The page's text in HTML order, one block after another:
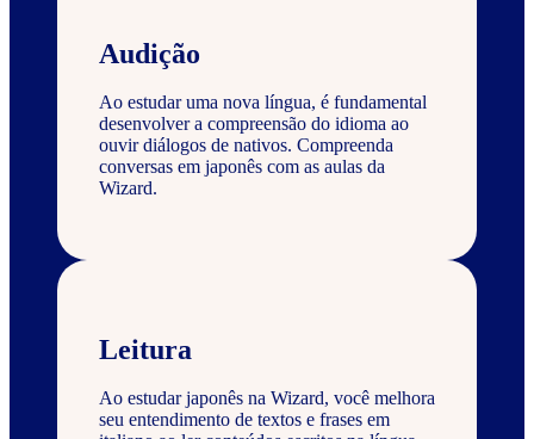
Audição
Ao estudar uma nova língua, é fundamental
desenvolver a compreensão do idioma ao
ouvir diálogos de nativos. Compreenda
conversas em japonês com as aulas da
Wizard.
Leitura
Ao estudar japonês na Wizard, você melhora
seu entendimento de textos e frases em